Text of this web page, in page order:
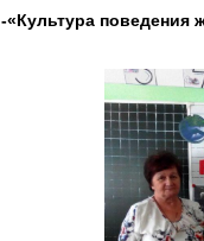
-«Культура поведения